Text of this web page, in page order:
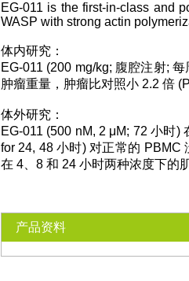
EG-011 is the first-in-class and
WASP with strong actin
体内研究：
EG-011 (200 mg/kg; 腹腔注射;
肿瘤重量，肿瘤比对照小 2.2 倍
体外研究：
EG-011 (500 nM, 2 μM; 72 小时
for 24, 48 小时) 对正常的 PBMC
在 4、8 和 24 小时两种浓度下的
产品资料